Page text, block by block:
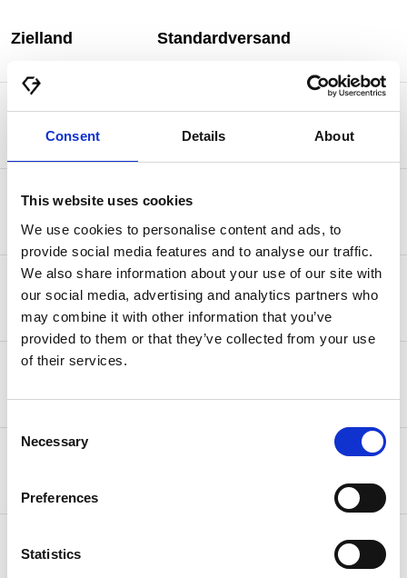
Consent Details About
This website uses cookies
We use cookies to personalise content and ads, to
provide social media features and to analyse our traffic.
We also share information about your use of our site with
our social media, advertising and analytics partners who
may combine it with other information that you’ve
provided to them or that they’ve collected from your use
of their services.
Selection
Necessary
Preferences
Statistics
Zielland Standardversand
Kanada
Monaco
25,00 € (2-4 Werktage) kostenlos ab
Norwegen
25,00 € (2-4 Werktage) kostenlos ab
500,00 €
50,00 € (3-5 Werktage) kostenlos ab
Island
25,00 € (3-5 Werktage) kostenlos ab